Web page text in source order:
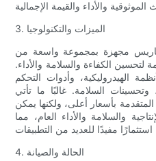
3. الميزات والتكنولوجيا
مجهزة بمجموعة واسعة من
لتحسين الكفاءة والسلامة والأداء.
الهيدروليكية، وأدوات التحكم
وتحسينات السلامة. غالبًا ما تأتي
بأسعار أعلى، ولكنها يمكن
والسلامة والأداء العام، مما
4. الحالة والصيانة